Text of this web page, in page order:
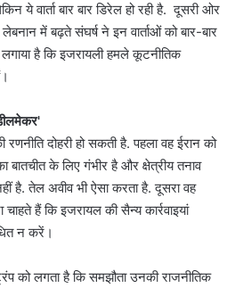
ये वार्ता बार बार डिरेल हो रही है. दूसरी ओर
में बढ़ते संघर्ष ने इन वार्ताओं को बार-बार
लगाया है कि इजरायली हमले कूटनीतिक
दोहरी हो सकती है. पहला वह ईरान को
के लिए गंभीर है और क्षेत्रीय तनाव
है. तेल अवीव भी ऐसा करता है. दूसरा वह
चाहते हैं कि इजरायल की सैन्य कार्रवाइयां
न करें।
को लगता है कि समझौता उनकी राजनीतिक